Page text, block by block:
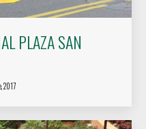
PLAZA SAN
2017